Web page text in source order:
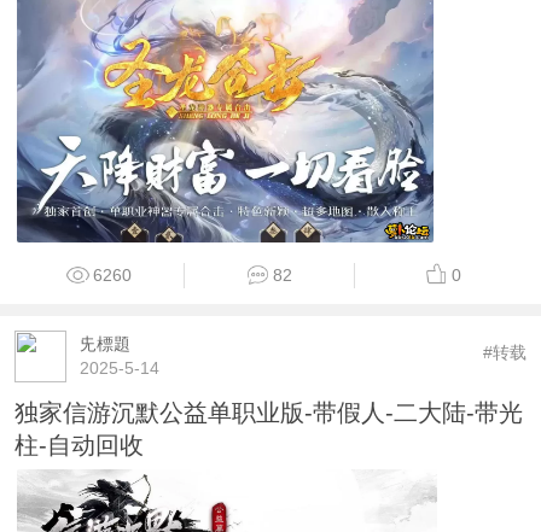
6260 82 0
兂標題
2025-5-14
#转载
独家信游沉默公益单职业版-带假人-二大陆-带光
柱-自动回收